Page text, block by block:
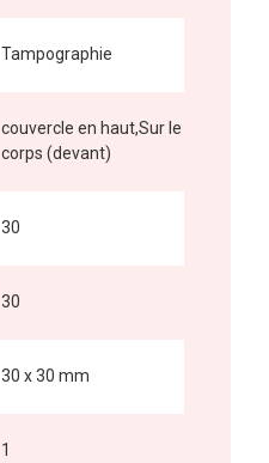
Tampographie
couvercle en haut,Sur le
corps (devant)
30
30
30 x 30 mm
1